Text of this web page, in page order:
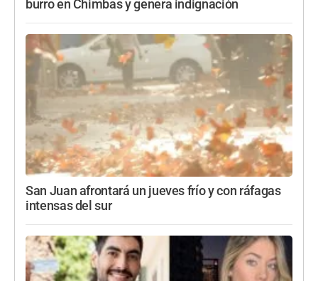
burro en Chimbas y genera indignación
San Juan afrontará un jueves frío y con ráfagas
intensas del sur